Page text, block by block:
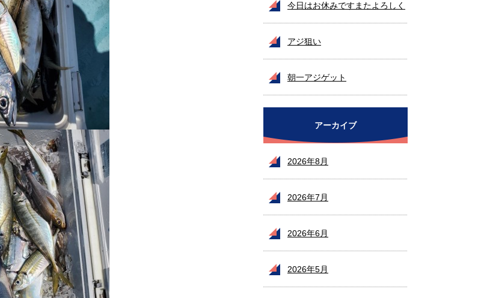
今日はお休みですまたよろしく
お願いいたします
アジ狙い
朝一アジゲット
アーカイブ
2026年8月
2026年7月
2026年6月
2026年5月